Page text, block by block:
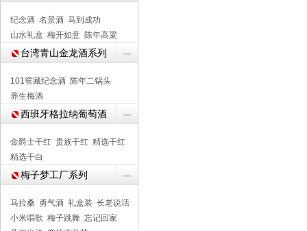
纪念酒 名景酒 马到成功
山水礼盒 梅开如意 陈年高粱
台湾青山金龙酒系列
101窖藏纪念酒 陈年二锅头
养生梅酒
西班牙格拉纳葡萄酒
金爵士干红 贵族干红 精选干红
精选干白
梅子梦工厂系列
马拉桑 勇气酒 礼盒装 长老说话
小米唱歌 梅子跳舞 忘记回家